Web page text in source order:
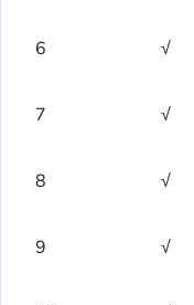
6 √
7 √
8 √
9 √